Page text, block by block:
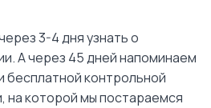
3-4 дня узнать о
А через 45 дней напоминаем
бесплатной контрольной
на которой мы постараемся